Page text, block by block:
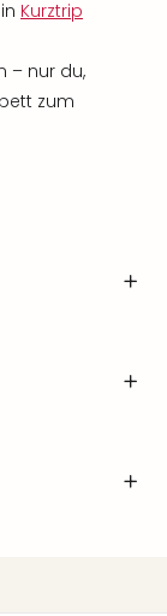
Kurztrip
– nur du,
zum